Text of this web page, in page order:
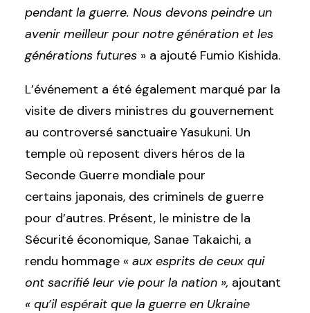
pendant la guerre. Nous devons peindre un
avenir meilleur pour notre génération et les
générations futures » a ajouté Fumio Kishida.
L’événement a été également marqué par la
visite de divers ministres du gouvernement
au controversé sanctuaire Yasukuni. Un
temple où reposent divers héros de la
Seconde Guerre mondiale pour
certains japonais, des criminels de guerre
pour d’autres. Présent, le ministre de la
Sécurité économique, Sanae Takaichi, a
rendu hommage « aux esprits de ceux qui
ont sacrifié leur vie pour la nation », ajoutant
« qu’il espérait que la guerre en Ukraine